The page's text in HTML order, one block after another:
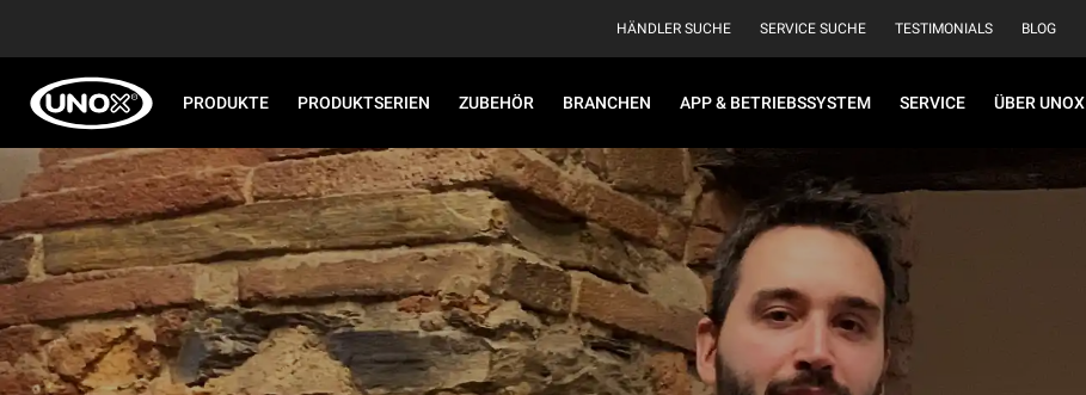
HÄNDLER SUCHE SERVICE SUCHE TESTIMONIALS BLOG
PRODUKTE PRODUKTSERIEN ZUBEHÖR BRANCHEN APP & BETRIEBSSYSTEM SERVICE ÜBER UNOX